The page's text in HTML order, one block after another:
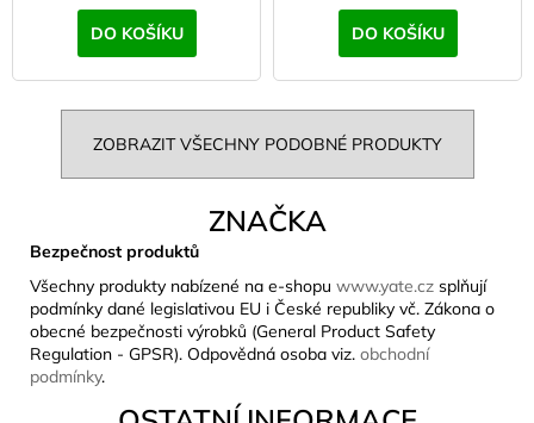
DO KOŠÍKU DO KOŠÍKU
ZOBRAZIT VŠECHNY PODOBNÉ PRODUKTY
ZNAČKA
Bezpečnost produktů
Všechny produkty nabízené na e-shopu www.yate.cz splňují
podmínky dané legislativou EU i České republiky vč. Zákona o
obecné bezpečnosti výrobků (General Product Safety
Regulation - GPSR). Odpovědná osoba viz. obchodní
podmínky.